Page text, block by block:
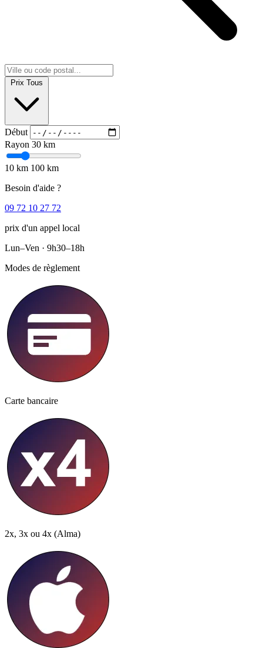
Prix Tous
Début
Rayon 30 km
10 km 100 km
Besoin d'aide ?
09 72 10 27 72
prix d'un appel local
Lun–Ven · 9h30–18h
Modes de règlement
Carte bancaire
2x, 3x ou 4x (Alma)